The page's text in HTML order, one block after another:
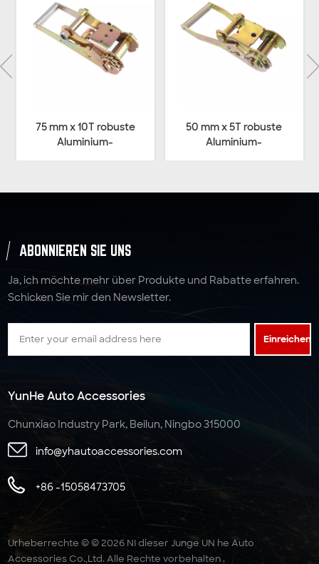
75 mm x 10T robuste
Aluminium-
50 mm x 5T robuste
Aluminium-
ABONNIEREN SIE UNS
Ja, ich möchte mehr über Produkte und Rabatte erfahren.
Schicken Sie mir den Newsletter.
Einreichen
YunHe Auto Accessories
Chunxiao Industry Park, Beilun, Ningbo 315000
info@yhautoaccessories.com
+86 -15058473705
Urheberrechte © © 2026 NI dieser Junge UN he Auto
Accessories Co.,Ltd. Alle Rechte vorbehalten .